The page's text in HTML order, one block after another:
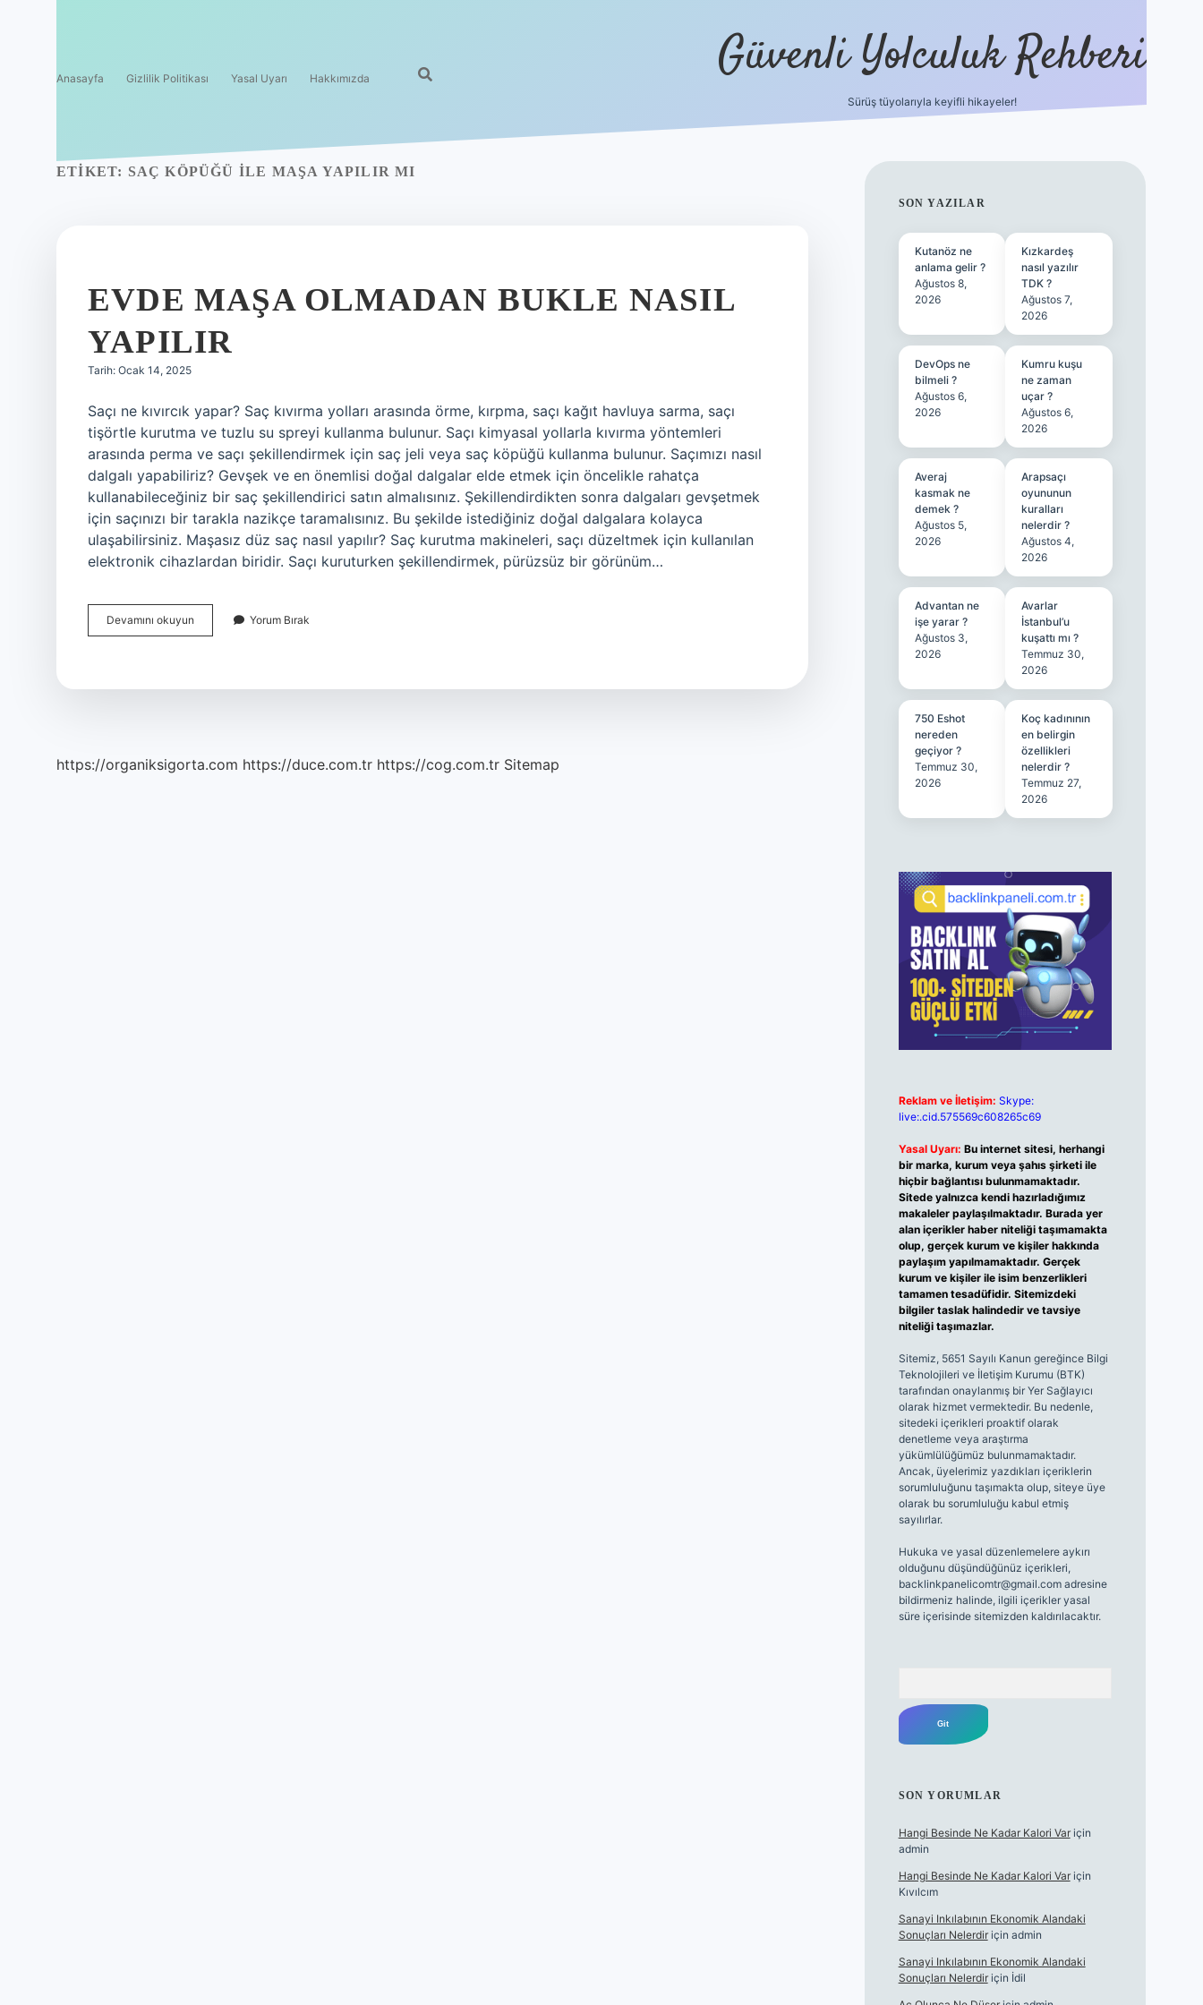
Anasayfa Gizlilik Politikası Yasal Uyarı Hakkımızda Güvenli Yolculuk Rehberi
Sürüş tüyolarıyla keyifli hikayeler!
ETIKET: SAÇ KÖPÜĞÜ ILE MAŞA YAPILIR MI
EVDE MAŞA OLMADAN BUKLE NASIL
YAPILIR
Tarih: Ocak 14, 2025
Saçı ne kıvırcık yapar? Saç kıvırma yolları arasında örme, kırpma, saçı kağıt havluya sarma, saçı
tişörtle kurutma ve tuzlu su spreyi kullanma bulunur. Saçı kimyasal yollarla kıvırma yöntemleri
arasında perma ve saçı şekillendirmek için saç jeli veya saç köpüğü kullanma bulunur. Saçımızı nasıl
dalgalı yapabiliriz? Gevşek ve en önemlisi doğal dalgalar elde etmek için öncelikle rahatça
kullanabileceğiniz bir saç şekillendirici satın almalısınız. Şekillendirdikten sonra dalgaları gevşetmek
için saçınızı bir tarakla nazikçe taramalısınız. Bu şekilde istediğiniz doğal dalgalara kolayca
ulaşabilirsiniz. Maşasız düz saç nasıl yapılır? Saç kurutma makineleri, saçı düzeltmek için kullanılan
elektronik cihazlardan biridir. Saçı kuruturken şekillendirmek, pürüzsüz bir görünüm…
Devamını okuyun
Maşa
Yorum Bırak
https://organiksigorta.com https://duce.com.tr https://cog.com.tr Sitemap
SIDEBAR
SON YAZILAR
Kutanöz ne
anlama gelir ?
Ağustos 8,
2026
Kızkardeş
nasıl yazılır
TDK ?
Ağustos 7,
2026
DevOps ne
bilmeli ?
Ağustos 6,
2026
Kumru kuşu
ne zaman
uçar ?
Ağustos 6,
2026
Averaj
kasmak ne
demek ?
Ağustos 5,
2026
Arapsaçı
oyununun
kuralları
nelerdir ?
Ağustos 4,
2026
Advantan ne
işe yarar ?
Ağustos 3,
2026
Avarlar
İstanbul’u
kuşattı mı ?
Temmuz 30,
2026
750 Eshot
nereden
geçiyor ?
Temmuz 30,
2026
Koç kadınının
en belirgin
özellikleri
nelerdir ?
Temmuz 27,
2026
Reklam ve İletişim: Skype:
live:.cid.575569c608265c69
Yasal Uyarı: Bu internet sitesi, herhangi
bir marka, kurum veya şahıs şirketi ile
hiçbir bağlantısı bulunmamaktadır.
Sitede yalnızca kendi hazırladığımız
makaleler paylaşılmaktadır. Burada yer
alan içerikler haber niteliği taşımamakta
olup, gerçek kurum ve kişiler hakkında
paylaşım yapılmamaktadır. Gerçek
kurum ve kişiler ile isim benzerlikleri
tamamen tesadüfidir. Sitemizdeki
bilgiler taslak halindedir ve tavsiye
niteliği taşımazlar.
Sitemiz, 5651 Sayılı Kanun gereğince Bilgi
Teknolojileri ve İletişim Kurumu (BTK)
tarafından onaylanmış bir Yer Sağlayıcı
olarak hizmet vermektedir. Bu nedenle,
sitedeki içerikleri proaktif olarak
denetleme veya araştırma
yükümlülüğümüz bulunmamaktadır.
Ancak, üyelerimiz yazdıkları içeriklerin
sorumluluğunu taşımakta olup, siteye üye
olarak bu sorumluluğu kabul etmiş
sayılırlar.
Hukuka ve yasal düzenlemelere aykırı
olduğunu düşündüğünüz içerikleri,
backlinkpanelicomtr@gmail.comadresine
bildirmeniz halinde, ilgili içerikler yasal
süre içerisinde sitemizden kaldırılacaktır.
SON YORUMLAR
Hangi Besinde Ne Kadar Kalori Variçin
admin
Hangi Besinde Ne Kadar Kalori Variçin
Kıvılcım
Sanayi Inkılabının Ekonomik Alandaki
Sonuçları Nelerdiriçin admin
Sanayi Inkılabının Ekonomik Alandaki
Sonuçları Nelerdiriçin İdil
grandoperabet